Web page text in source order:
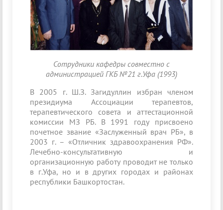
Сотрудники кафедры совместно с
администрацией ГКБ №21 г.Уфа (1993)
В 2005 г. Ш.З. Загидуллин избран членом
президиума Ассоциации терапевтов,
терапевтического совета и аттестационной
комиссии МЗ РБ. В 1991 году присвоено
почетное звание «Заслуженный врач РБ», в
2003 г. – «Отличник здравоохранения РФ».
Лечебно-консультативную и
организационную работу проводит не только
в г.Уфа, но и в других городах и районах
республики Башкортостан.